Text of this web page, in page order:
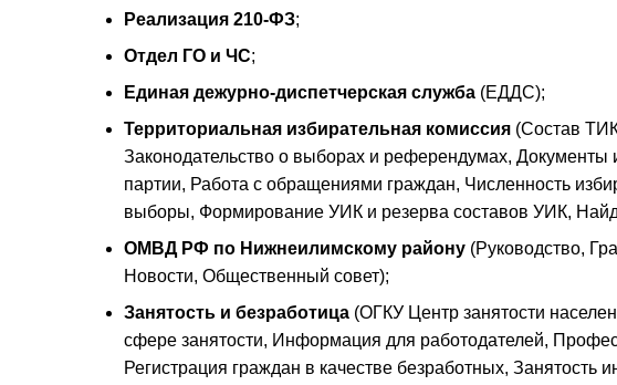
Реализация 210-ФЗ;
Отдел ГО и ЧС;
Единая дежурно-диспетчерская служба (ЕДДС);
Территориальная избирательная комиссия (Состав
Законодательство о выборах и референдумах, Документы
партии, Работа с обращениями граждан, Численность
выборы, Формирование УИК и резерва составов УИК,
ОМВД РФ по Нижнеилимскому району (Руководство,
Новости, Общественный совет);
Занятость и безработица (ОГКУ Центр занятости
сфере занятости, Информация для работодателей,
Регистрация граждан в качестве безработных, Занятость